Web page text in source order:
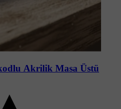
Akrilik Masa Üstü